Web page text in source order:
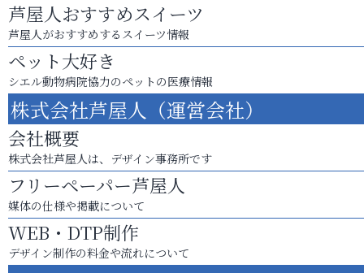
芦屋人おすすめスイーツ
芦屋人がおすすめするスイーツ情報
ペット大好き
シエル動物病院協力のペットの医療情報
株式会社芦屋人（運営会社）
会社概要
株式会社芦屋人は、デザイン事務所です
フリーペーパー芦屋人
媒体の仕様や掲載について
WEB・DTP制作
デザイン制作の料金や流れについて